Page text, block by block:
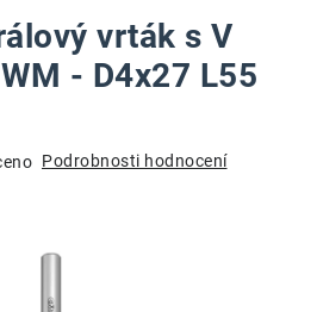
vrták s V
- D4x27 L55
Podrobnosti hodnocení